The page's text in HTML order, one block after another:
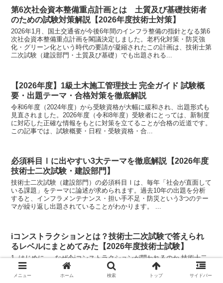
第6次社会資本整備重点計画とは 土質及び基礎技術者
のための試験対策解説【2026年度技術士対策】
2026年1月、国土交通省が今後6年間のインフラ整備の指針となる第6
次社会資本整備重点計画を閣議決定しました。老朽化対策・防災強
化・グリーン化という時代の要請が凝縮されたこの計画は、技術士第
二次試験（建設部門・土質及び基礎）でも出題される...
【2026年度】1級土木施工管理技士 完全ガイド 試験概
要・出題テーマ・合格対策を徹底解説
令和6年度（2024年度）から受験資格が大幅に緩和され、出題形式も
見直されました。2026年度（令和8年度）受験者にとっては、新制度
に対応した正確な情報をもとに対策を立てることが合格の近道です。
この記事では、試験概要・日程・受験資格・合...
必須科目Ⅰに出やすい3大テーマを徹底解説【2026年度
技術士二次試験・建設部門】
技術士二次試験（建設部門）の必須科目Ⅰは、毎年「社会が直面して
いる課題」をテーマに論述が求められます。過去10年の出題を分析
すると、インフラメンテナンス・担い手不足・防災という3つのテー
マが繰り返し出題されていることがわかります。 ...
iコンストラクションとは？技術士二次試験で答えられ
るレベルにまとめてみた【2026年度技術士試験】
1. はじめに ― なぜ今iコンストラクションが問われるのか 技術士二
次試験（建設部門）では、近年「建設業の生産性向上」「担い手不足
への対応」「デジタル技術の活用」をテーマにした問題が頻出してい
メニュー ホーム 検索 トップ サイドバー